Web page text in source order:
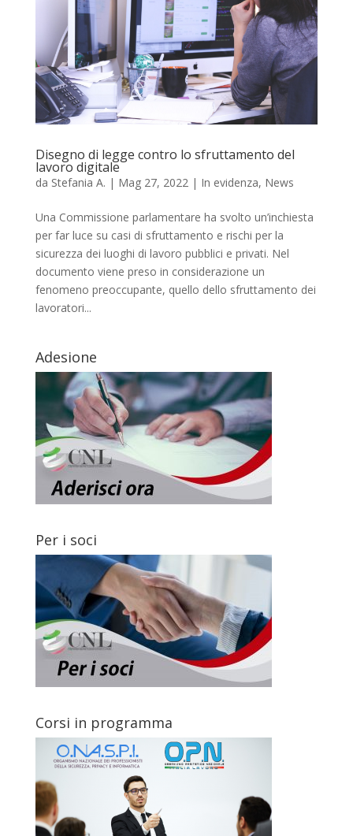
Disegno di legge contro lo sfruttamento del
lavoro digitale
da Stefania A. | Mag 27, 2022| In evidenza, News
Una Commissione parlamentare ha svolto un’inchiesta
per far luce su casi di sfruttamento e rischi per la
sicurezza dei luoghi di lavoro pubblici e privati. Nel
documento viene preso in considerazione un
fenomeno preoccupante, quello dello sfruttamento dei
lavoratori...
Adesione
Per i soci
Corsi in programma